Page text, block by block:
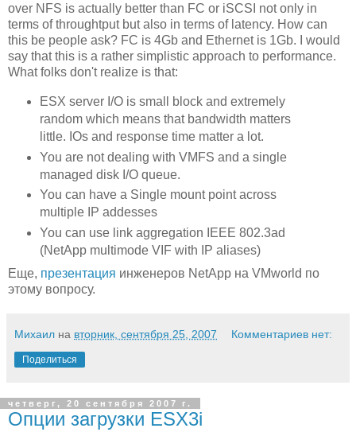
over NFS is actually better than FC or iSCSI not only in
terms of throughtput but also in terms of latency. How can
this be people ask? FC is 4Gb and Ethernet is 1Gb. I would
say that this is a rather simplistic approach to performance.
What folks don't realize is that:
ESX server I/O is small block and extremely
random which means that bandwidth matters
little. IOs and response time matter a lot.
You are not dealing with VMFS and a single
managed disk I/O queue.
You can have a Single mount point across
multiple IP addesses
You can use link aggregation IEEE 802.3ad
(NetApp multimode VIF with IP aliases)
Еще, презентация инженеров NetApp на VMworld по
этому вопросу.
Михаил на вторник, сентября 25, 2007 Комментариев нет:
Поделиться
четверг, 20 сентября 2007 г.
Опции загрузки ESX3i